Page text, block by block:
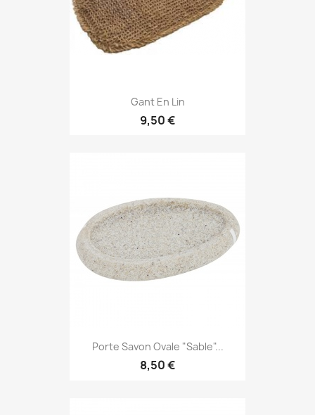
Gant En Lin
9,50 €
Porte Savon Ovale "Sable"...
8,50 €